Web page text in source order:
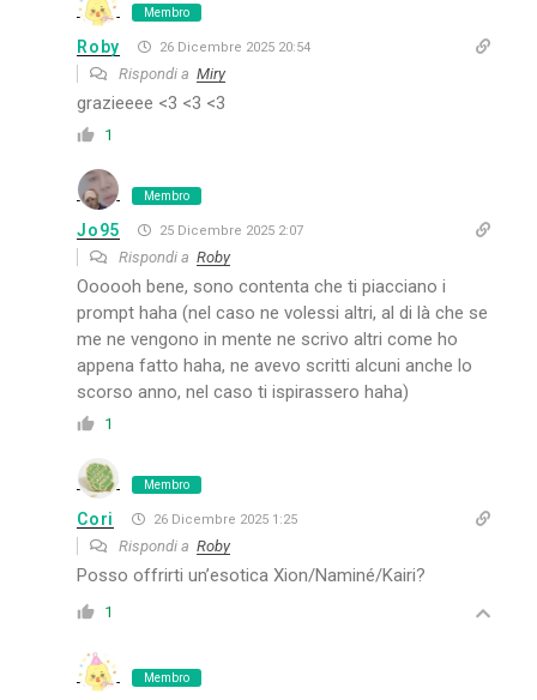
Membro
Roby 26 Dicembre 2025 20:54
Rispondi aMiry
grazieeee <3 <3 <3
1
Membro
Jo95 25 Dicembre 2025 2:07
Rispondi aRoby
Oooooh bene, sono contenta che ti piacciano i
prompt haha (nel caso ne volessi altri, al di là che se
me ne vengono in mente ne scrivo altri come ho
appena fatto haha, ne avevo scritti alcuni anche lo
scorso anno, nel caso ti ispirassero haha)
1
Membro
Cori 26 Dicembre 2025 1:25
Rispondi aRoby
Posso offrirti un’esotica Xion/Naminé/Kairi?
1
Membro